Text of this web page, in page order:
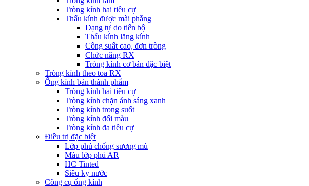
Tròng kính hai tiêu cự
Thấu kính được mài phẳng
Dạng tự do tiến bộ
Thấu kính lăng kính
Công suất cao, đơn tròng
Chức năng RX
Tròng kính cơ bản đặc biệt
Tròng kính theo toa RX
Ống kính bán thành phẩm
Tròng kính hai tiêu cự
Tròng kính chặn ánh sáng xanh
Tròng kính trong suốt
Tròng kính đổi màu
Tròng kính đa tiêu cự
Điều trị đặc biệt
Lớp phủ chống sương mù
Màu lớp phủ AR
HC Tinted
Siêu kỵ nước
Công cụ ống kính